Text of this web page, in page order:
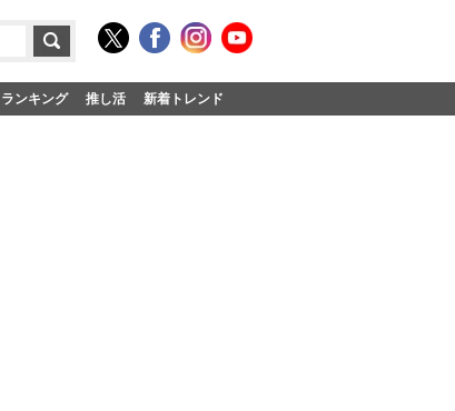
ランキング 推し活 新着トレンド